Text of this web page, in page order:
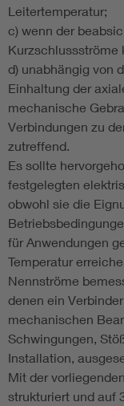
Leitertemperatur;
c) wenn der
Kurzschlussströme
d) unabhängig von
Einhaltung der
mechanische
Verbindungen zu
zutreffend.
Es sollte
festgelegten
obwohl sie die
für Anwendungen
Temperatur
Nennströme
denen ein
mechanischen
Schwingungen,
Installation,
Mit der
strukturiert und auf